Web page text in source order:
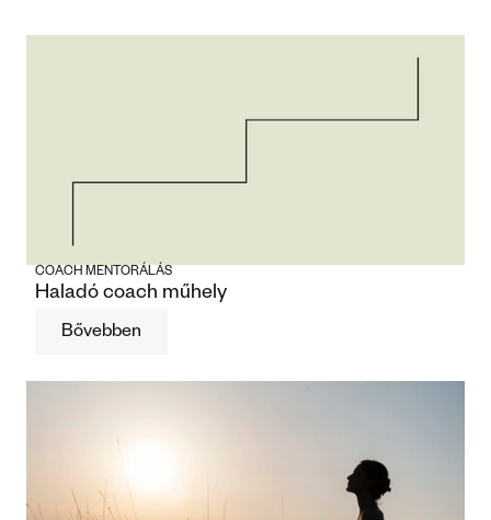
COACH MENTORÁLÁS
Haladó coach műhely
Bővebben